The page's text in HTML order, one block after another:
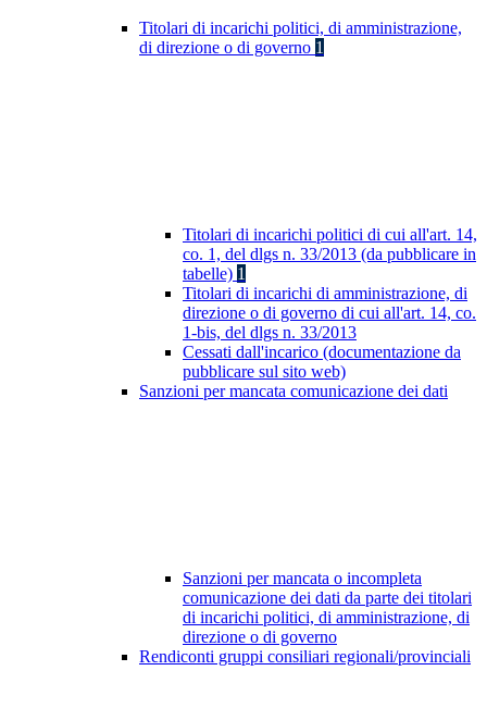
Titolari di incarichi politici, di amministrazione,
di direzione o di governo 1
Titolari di incarichi politici di cui all'art. 14,
co. 1, del dlgs n. 33/2013 (da pubblicare in
tabelle) 1
Titolari di incarichi di amministrazione, di
direzione o di governo di cui all'art. 14, co.
1-bis, del dlgs n. 33/2013
Cessati dall'incarico (documentazione da
pubblicare sul sito web)
Sanzioni per mancata comunicazione dei dati
Sanzioni per mancata o incompleta
comunicazione dei dati da parte dei titolari
di incarichi politici, di amministrazione, di
direzione o di governo
Rendiconti gruppi consiliari regionali/provinciali